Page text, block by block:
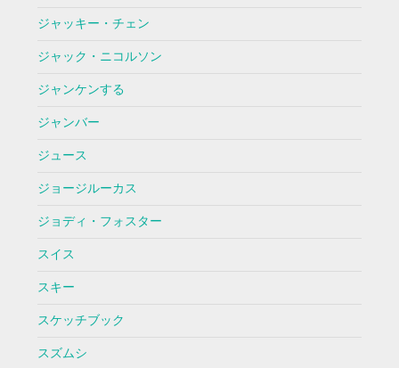
ジャッキー・チェン
ジャック・ニコルソン
ジャンケンする
ジャンバー
ジュース
ジョージルーカス
ジョディ・フォスター
スイス
スキー
スケッチブック
スズムシ